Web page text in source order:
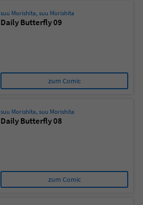
suu Morishita,suu Morishita
Daily Butterfly 09
zum Comic
suu Morishita,suu Morishita
Daily Butterfly 08
zum Comic